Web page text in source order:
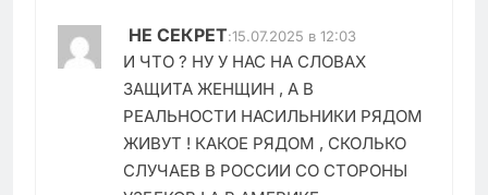
НЕ СЕКРЕТ:15.07.2025 в 12:03
И ЧТО ? НУ У НАС НА СЛОВАХ
ЗАЩИТА ЖЕНЩИН , А В
РЕАЛЬНОСТИ НАСИЛЬНИКИ РЯДОМ
ЖИВУТ ! КАКОЕ РЯДОМ , СКОЛЬКО
СЛУЧАЕВ В РОССИИ СО СТОРОНЫ